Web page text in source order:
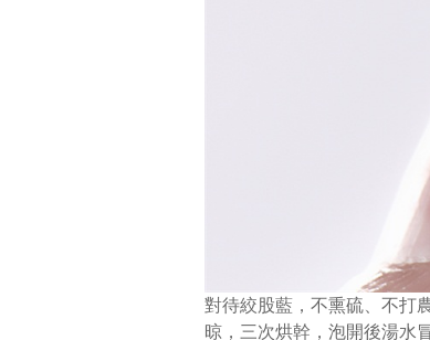
對待絞股藍，不熏硫、不打
晾，三次烘幹，泡開後湯水